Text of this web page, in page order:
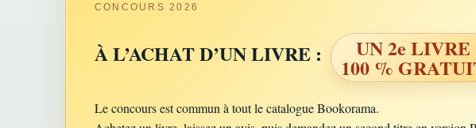
CONCOURS 2026
À L’ACHAT D’UN LIVRE : UN 2e LIVRE
100 %
Le concours est commun à tout le catalogue Bookorama.